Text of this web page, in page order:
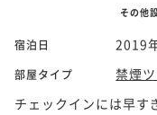
その他
宿泊日 2019
部屋タイプ
禁煙
チェックインには早す